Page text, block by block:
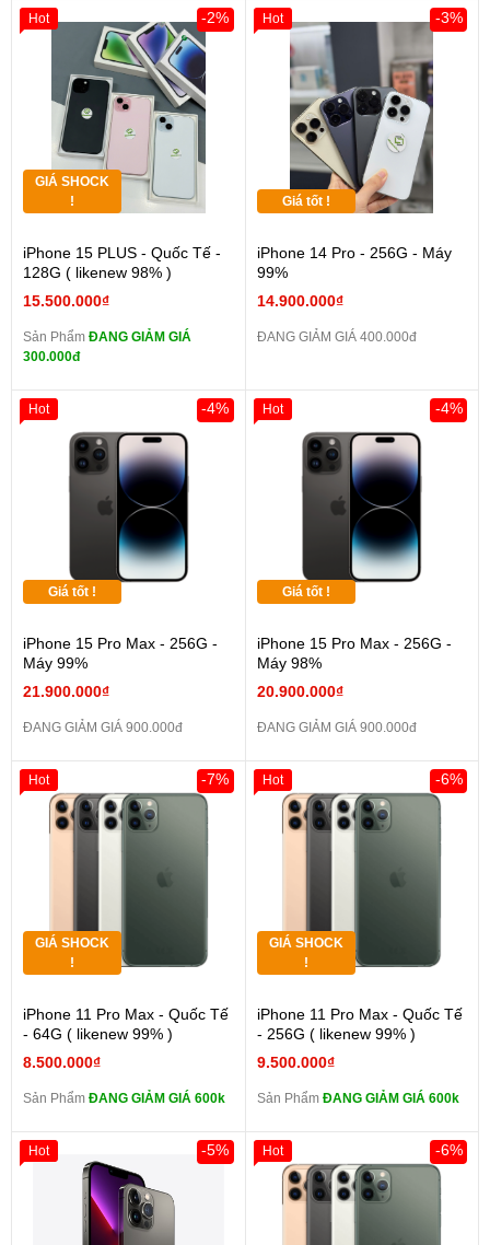
GIÁ SHOCK
!
iPhone 15 PLUS - Quốc Tế -
128G ( likenew 98% )
15.500.000₫
-2%
Sản Phẩm ĐANG GIẢM GIÁ
300.000đ
Hot
Giá tốt !
iPhone 14 Pro - 256G - Máy
99%
14.900.000₫
-3%
ĐANG GIẢM GIÁ 400.000đ
Hot
Giá tốt !
iPhone 15 Pro Max - 256G -
Máy 99%
21.900.000₫
-4%
ĐANG GIẢM GIÁ 900.000đ
Hot
Giá tốt !
iPhone 15 Pro Max - 256G -
Máy 98%
20.900.000₫
-4%
ĐANG GIẢM GIÁ 900.000đ
Hot
GIÁ SHOCK
!
iPhone 11 Pro Max - Quốc Tế
- 64G ( likenew 99% )
8.500.000₫
-7%
Sản Phẩm ĐANG GIẢM GIÁ 600k
Hot
GIÁ SHOCK
!
iPhone 11 Pro Max - Quốc Tế
- 256G ( likenew 99% )
9.500.000₫
-6%
Sản Phẩm ĐANG GIẢM GIÁ 600k
Hot
-5%
Hot -6%
Hot